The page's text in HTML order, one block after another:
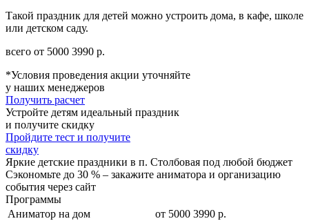
Такой праздник для детей можно устроить дома, в кафе, школе
или детском саду.
всего от 5000 3990 р.
*Условия проведения акции уточняйте
у наших менеджеров
Получить расчет
Устройте детям идеальный праздник
и получите скидку
Пройдите тест и получите
скидку
Яркие детские праздники в п. Столбовая под любой бюджет
Сэкономьте до 30 % – закажите аниматора и организацию
события через сайт
Программы
Аниматор на дом
от 5000 3990 р.